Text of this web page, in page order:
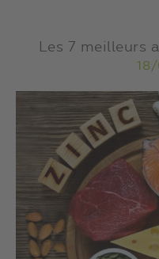
Les 7 meilleurs